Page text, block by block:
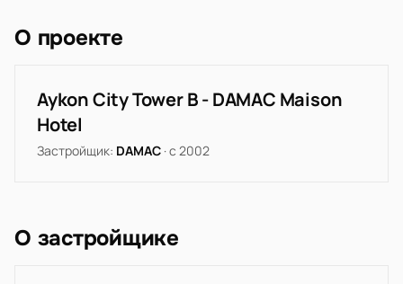
О проекте
Aykon City Tower B - DAMAC Maison
Hotel
Застройщик: DAMAC · с 2002
О застройщике